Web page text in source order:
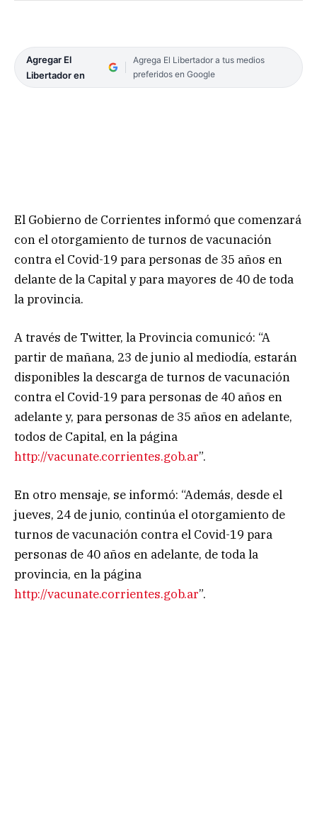
Agregar El
Libertador en
Agrega El Libertador a tus medios
preferidos en Google
El Gobierno de Corrientes informó que comenzará
con el otorgamiento de turnos de vacunación
contra el Covid-19 para personas de 35 años en
delante de la Capital y para mayores de 40 de toda
la provincia.
A través de Twitter, la Provincia comunicó: “A
partir de mañana, 23 de junio al mediodía, estarán
disponibles la descarga de turnos de vacunación
contra el Covid-19 para personas de 40 años en
adelante y, para personas de 35 años en adelante,
todos de Capital, en la página
http://vacunate.corrientes.gob.ar”.
En otro mensaje, se informó: “Además, desde el
jueves, 24 de junio, continúa el otorgamiento de
turnos de vacunación contra el Covid-19 para
personas de 40 años en adelante, de toda la
provincia, en la página
http://vacunate.corrientes.gob.ar”.